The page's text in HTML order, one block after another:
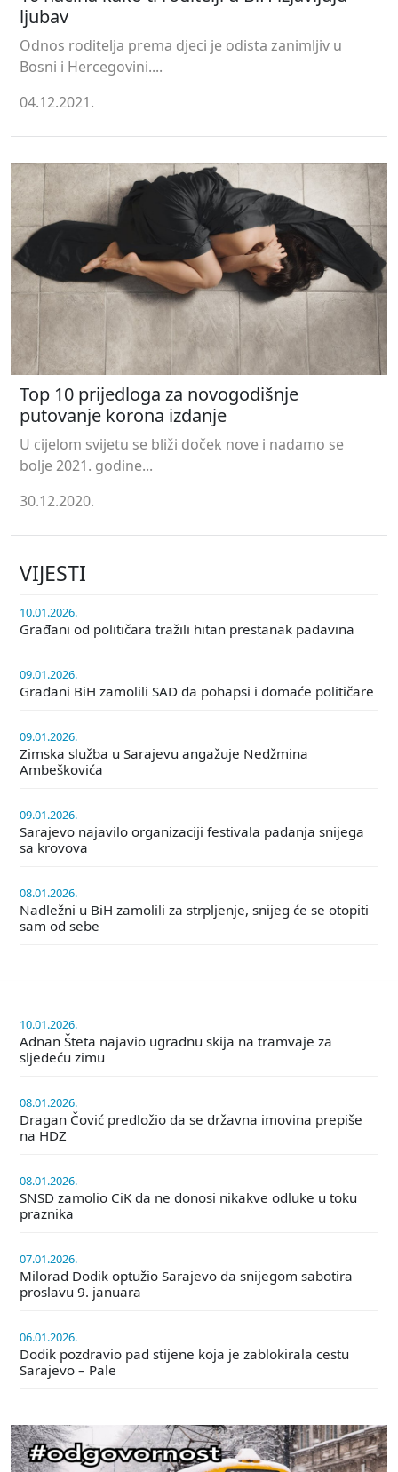
ljubav
Odnos roditelja prema djeci je odista zanimljiv u
Bosni i Hercegovini....
04.12.2021.
Top 10 prijedloga za novogodišnje
putovanje korona izdanje
U cijelom svijetu se bliži doček nove i nadamo se
bolje 2021. godine...
30.12.2020.
VIJESTI
10.01.2026.
Građani od političara tražili hitan prestanak padavina
09.01.2026.
Građani BiH zamolili SAD da pohapsi i domaće političare
09.01.2026.
Zimska služba u Sarajevu angažuje Nedžmina
Ambeškovića
09.01.2026.
Sarajevo najavilo organizaciji festivala padanja snijega
sa krovova
08.01.2026.
Nadležni u BiH zamolili za strpljenje, snijeg će se otopiti
sam od sebe
10.01.2026.
Adnan Šteta najavio ugradnu skija na tramvaje za
sljedeću zimu
08.01.2026.
Dragan Čović predložio da se državna imovina prepiše
na HDZ
08.01.2026.
SNSD zamolio CiK da ne donosi nikakve odluke u toku
praznika
07.01.2026.
Milorad Dodik optužio Sarajevo da snijegom sabotira
proslavu 9. januara
06.01.2026.
Dodik pozdravio pad stijene koja je zablokirala cestu
Sarajevo – Pale